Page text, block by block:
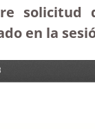
en la